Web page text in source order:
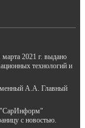
2021 г. выдано
технологий и
А.А. Главный
"СарИнформ"
с новостью.